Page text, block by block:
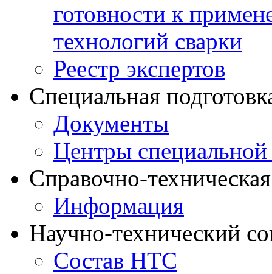
готовности к
технологий сварки
Реестр экспертов
Специальная
Документы
Центры
Справочно-
Информация
Научно-технический
Состав НТС